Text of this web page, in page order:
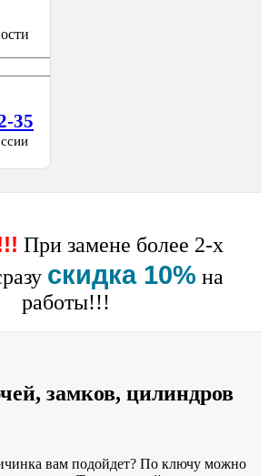
35
При замене более 2-х
скидка 10% на
работы!!!
замков, цилиндров
вам подойдет? По ключу можно